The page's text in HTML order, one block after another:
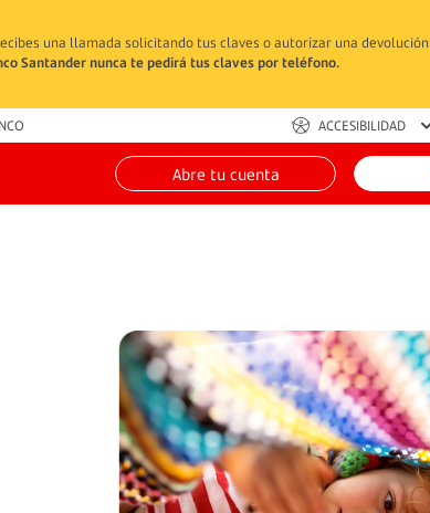
una llamada solicitando tus claves o autorizar una devolución
Santander nunca te pedirá tus claves por teléfono.
ACCESIBILIDAD
Abre tu cuenta